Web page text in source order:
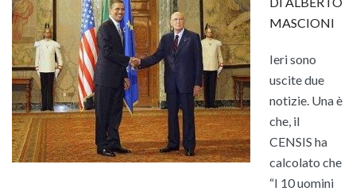
MASCIONI
Ieri sono
uscite due
notizie. Una è
che, il
CENSIS ha
calcolato che
“I 10 uomini